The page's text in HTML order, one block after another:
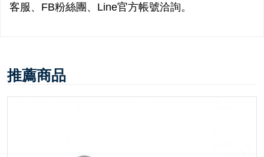
客服、FB粉絲團、Line官方帳號洽詢。
推薦商品